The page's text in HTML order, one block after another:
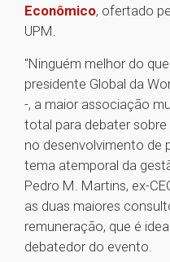
Econômico, ofertado
UPM.
"Ninguém melhor do
presidente Global da
-, a maior associação
total para debater
no desenvolvimento de
tema atemporal da
Pedro M. Martins, ex-
as duas maiores
remuneração, que é
debatedor do evento.